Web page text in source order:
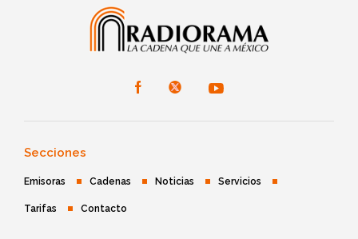
Secciones
Emisoras Cadenas Noticias Servicios
Tarifas Contacto